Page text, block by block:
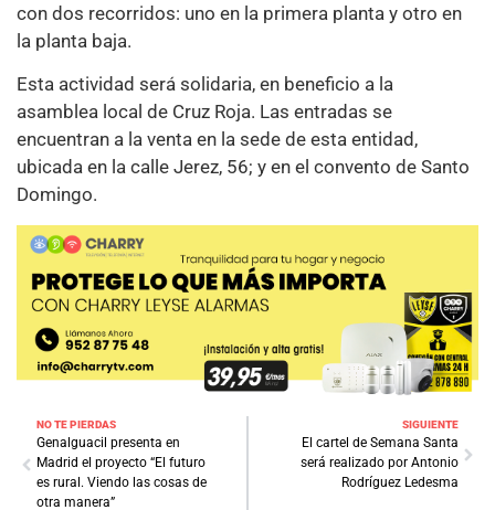
con dos recorridos: uno en la primera planta y otro en
la planta baja.
Esta actividad será solidaria, en beneficio a la
asamblea local de Cruz Roja. Las entradas se
encuentran a la venta en la sede de esta entidad,
ubicada en la calle Jerez, 56; y en el convento de Santo
Domingo.
NO TE PIERDAS
Genalguacil presenta en
Madrid el proyecto “El futuro
es rural. Viendo las cosas de
otra manera”
SIGUIENTE
El cartel de Semana Santa
será realizado por Antonio
Rodríguez Ledesma